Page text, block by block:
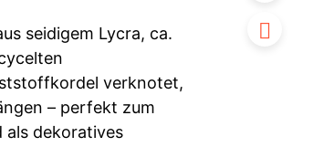
seidigem Lycra, ca.
verknotet,
– perfekt zum
als dekoratives